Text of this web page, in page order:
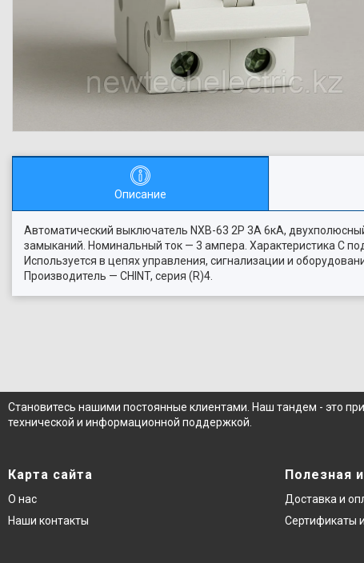
Описание
Автоматический выключатель NXB-63 2P 3A 6кА,
замыканий. Номинальный ток — 3 ампера. Характеристика C
Используется в цепях управления, сигнализации и
Производитель — CHINT, серия (R)4.
Становитесь нашими постоянные клиентами. Наш тандем - это
технической и информационной поддержкой.
Карта сайта
О нас
Наши контакты
Полезная
Доставка и
Сертификаты